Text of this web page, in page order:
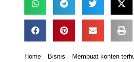
Home Bisnis
Membuat konten